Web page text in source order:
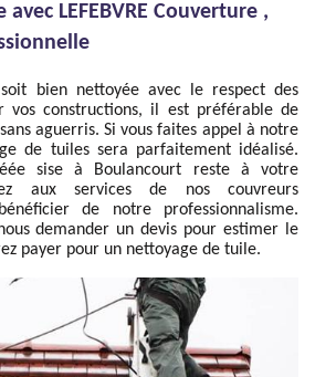
LEFEBVRE Couverture ,
bien nettoyée avec le respect des
vos constructions, il est préférable de
aguerris. Si vous faites appel à notre
de tuiles sera parfaitement idéalisé.
sise à Boulancourt reste à votre
aux services de nos couvreurs
de notre professionnalisme.
demander un devis pour estimer le
payer pour un nettoyage de tuile.